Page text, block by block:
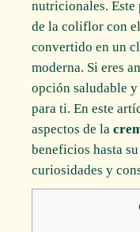
nutricionales. Este
de la coliflor con
convertido en un
moderna. Si eres
opción saludable y
para ti. En este
aspectos de la
beneficios hasta
curiosidades y